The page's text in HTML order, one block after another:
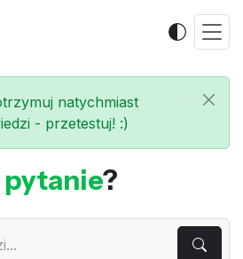
natychmiast
- przetestuj! :)
pytanie?